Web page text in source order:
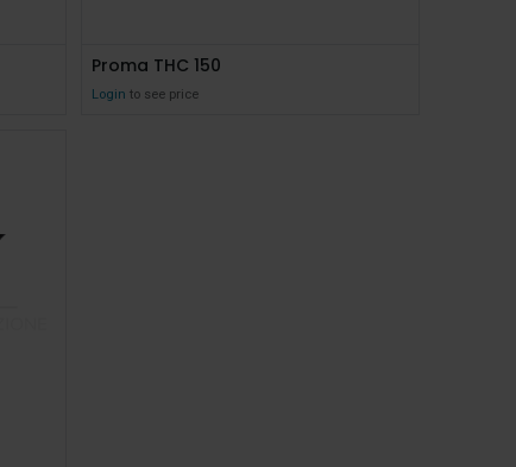
Proma THC 150
Login to see price